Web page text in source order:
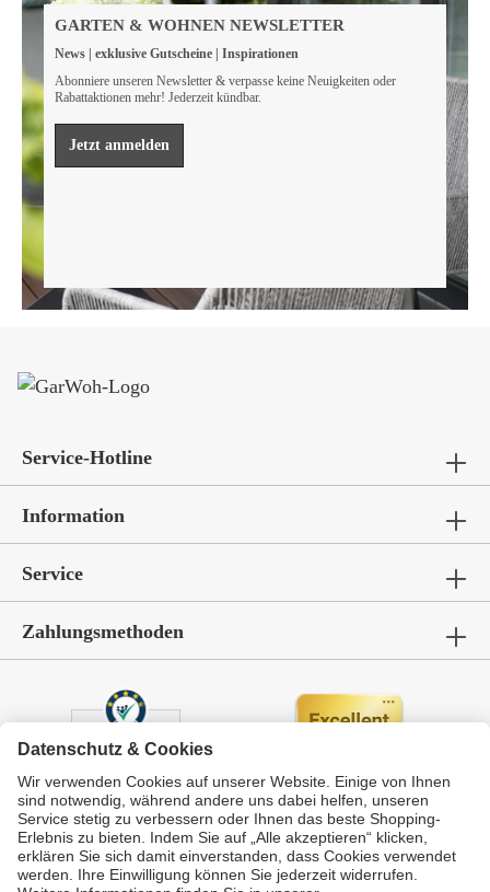
Wir sind FSC® zertifiziert
leisten müssen, um unsere natürlichen Ressourcen zu
bewahren.
Mehr erfahren
GARTEN & WOHNEN NEWSLETTER
News | exklusive Gutscheine | Inspirationen
Abonniere unseren Newsletter & verpasse keine Neuigkeiten oder
Rabattaktionen mehr! Jederzeit kündbar.
Jetzt anmelden
Service-Hotline
Information
Service
Zahlungsmethoden